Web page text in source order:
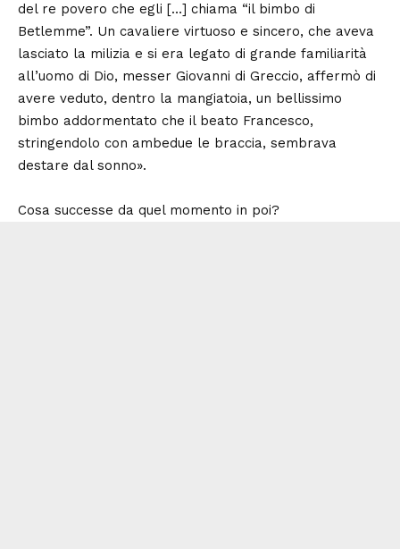
del re povero che egli […] chiama “il bimbo di
Betlemme”. Un cavaliere virtuoso e sincero, che aveva
lasciato la milizia e si era legato di grande familiarità
all’uomo di Dio, messer Giovanni di Greccio, affermò di
avere veduto, dentro la mangiatoia, un bellissimo
bimbo addormentato che il beato Francesco,
stringendolo con ambedue le braccia, sembrava
destare dal sonno».
Cosa successe da quel momento in poi?